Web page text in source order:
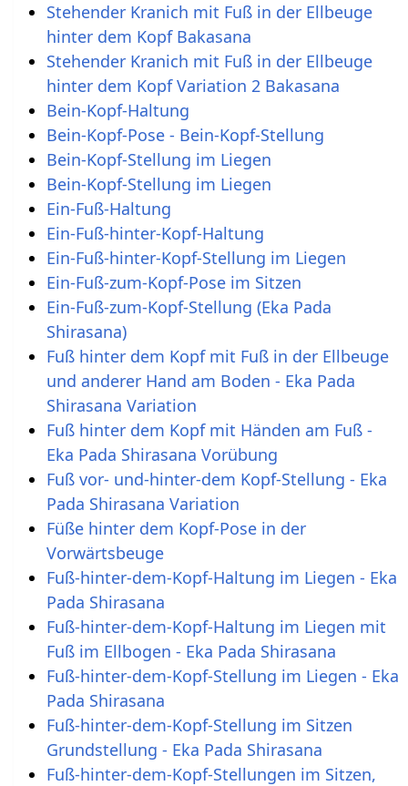
Stehender Kranich mit Fuß in der Ellbeuge
hinter dem Kopf Bakasana
Stehender Kranich mit Fuß in der Ellbeuge
hinter dem Kopf Variation 2 Bakasana
Bein-Kopf-Haltung
Bein-Kopf-Pose - Bein-Kopf-Stellung
Bein-Kopf-Stellung im Liegen
Bein-Kopf-Stellung im Liegen
Ein-Fuß-Haltung
Ein-Fuß-hinter-Kopf-Haltung
Ein-Fuß-hinter-Kopf-Stellung im Liegen
Ein-Fuß-zum-Kopf-Pose im Sitzen
Ein-Fuß-zum-Kopf-Stellung (Eka Pada
Shirasana)
Fuß hinter dem Kopf mit Fuß in der Ellbeuge
und anderer Hand am Boden - Eka Pada
Shirasana Variation
Fuß hinter dem Kopf mit Händen am Fuß -
Eka Pada Shirasana Vorübung
Fuß vor- und-hinter-dem Kopf-Stellung - Eka
Pada Shirasana Variation
Füße hinter dem Kopf-Pose in der
Vorwärtsbeuge
Fuß-hinter-dem-Kopf-Haltung im Liegen - Eka
Pada Shirasana
Fuß-hinter-dem-Kopf-Haltung im Liegen mit
Fuß im Ellbogen - Eka Pada Shirasana
Fuß-hinter-dem-Kopf-Stellung im Liegen - Eka
Pada Shirasana
Fuß-hinter-dem-Kopf-Stellung im Sitzen
Grundstellung - Eka Pada Shirasana
Fuß-hinter-dem-Kopf-Stellungen im Sitzen,